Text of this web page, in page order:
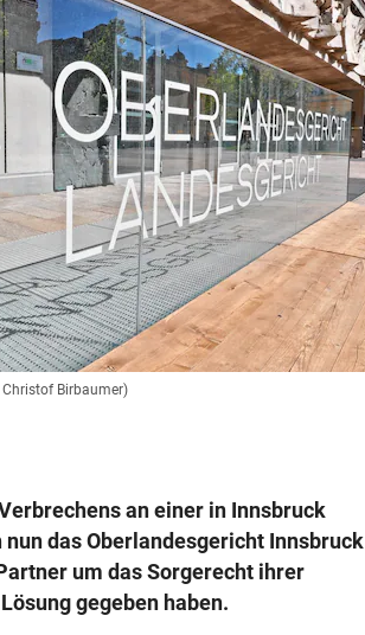
Christof Birbaumer)
an einer in Innsbruck
das Oberlandesgericht Innsbruck
um das Sorgerecht ihrer
gegeben haben.